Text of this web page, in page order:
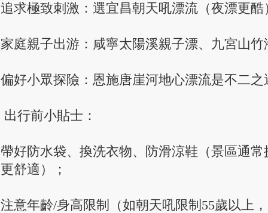
追求極致刺激：選宜昌朝天吼漂流（夜漂更
家庭親子出游：咸寧太陽溪親子漂、九宮山
偏好小眾探險：恩施唐崖河地心漂流是不二之
出行前小貼士：
帶好防水袋、換洗衣物、防滑涼鞋（景區通
更舒適）；
注意年齡/身高限制（如朝天吼限制55歲以上